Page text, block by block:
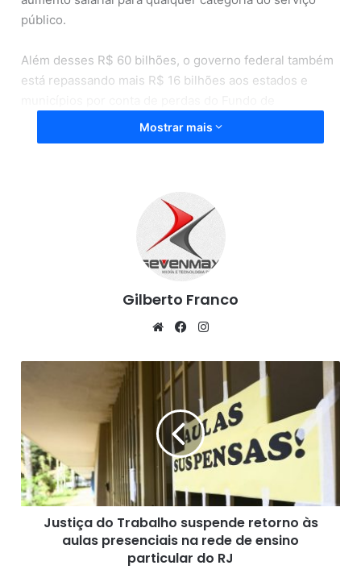
público.
Além desses R$ 60 bilhões, o governo federal também
está repassando mais R$ 16 bilhões aos estados e
Participação dos Estados (FPE) e do Fundo de
Participação dos Municípios (FPM) em decorrência da
Fonte: Metro1, (11/09/2020)
Mostrar mais
Gilberto Franco
We
te
Fa
bo
ok
ra
m
i
ç
a
d
o
Justiça do Trabalho suspende retorno às
aulas presenciais na rede de ensino
particular do RJ